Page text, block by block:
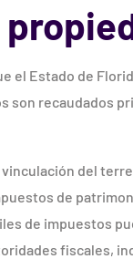
el Estado de
son recaudados
del
de
de impuestos
fiscales,